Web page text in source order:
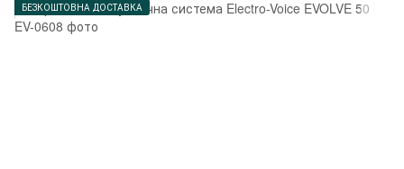
БЕЗКОШТОВНА ДОСТАВКА